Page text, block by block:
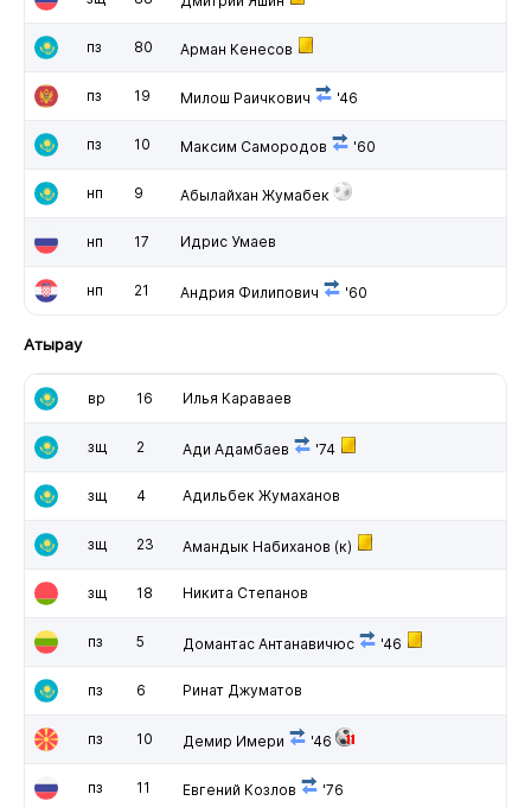
пз 80 Арман Кенесов
пз 19 Милош Раичкович '46
пз 10 Максим Самородов '60
нп 9 Абылайхан Жумабек
нп 17 Идрис Умаев
нп 21 Андрия Филипович '60
Атырау
вр 16 Илья Караваев
зщ 2 Ади Адамбаев '74
зщ 4 Адильбек Жумаханов
зщ 23 Амандык Набиханов (к)
зщ 18 Никита Степанов
пз 5 Домантас Антанавичюс '46
пз 6 Ринат Джуматов
пз 10 Демир Имери '46
пз 11 Евгений Козлов '76